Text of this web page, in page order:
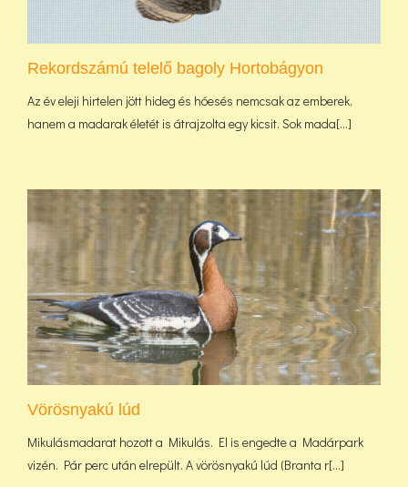
Rekordszámú telelő bagoly Hortobágyon
Az év eleji hirtelen jött hideg és hóesés nemcsak az emberek,
hanem a madarak életét is átrajzolta egy kicsit. Sok mada[...]
Vörösnyakú lúd
Mikulásmadarat hozott a Mikulás. El is engedte a Madárpark
vizén. Pár perc után elrepült. A vörösnyakú lúd (Branta r[...]